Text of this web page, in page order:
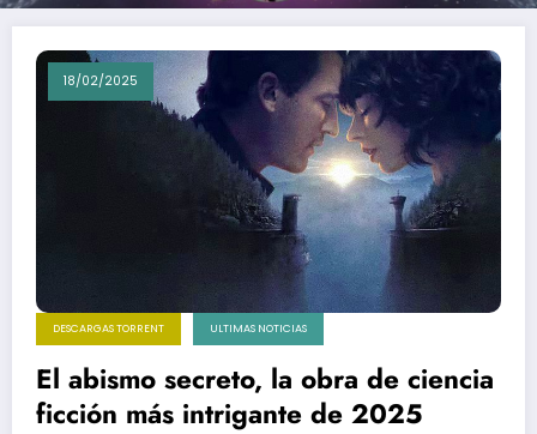
18/02/2025
DESCARGAS TORRENT ULTIMAS NOTICIAS
El abismo secreto, la obra de ciencia
ficción más intrigante de 2025